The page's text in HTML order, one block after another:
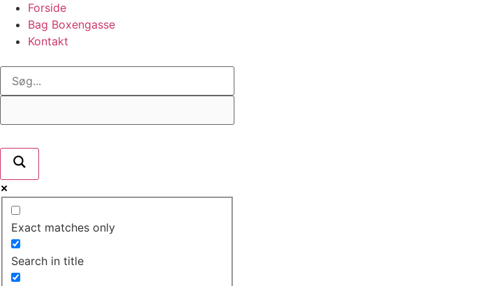
Forside
Bag Boxengasse
Kontakt
Exact matches only
Search in title